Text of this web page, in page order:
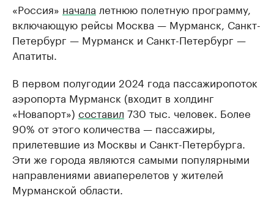
«Россия» начала летнюю полетную программу,
включающую рейсы Москва — Мурманск, Санкт-
Петербург — Мурманск и Санкт-Петербург —
Апатиты.
В первом полугодии 2024 года пассажиропоток
аэропорта Мурманск (входит в холдинг
«Новапорт») составил 730 тыс. человек. Более
90% от этого количества — пассажиры,
прилетевшие из Москвы и Санкт-Петербурга.
Эти же города являются самыми популярными
направлениями авиаперелетов у жителей
Мурманской области.